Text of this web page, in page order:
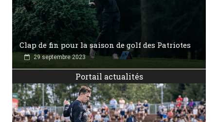
Clap de fin pour la saison de golf des Patriotes
29 septembre 2023
Portail actualités